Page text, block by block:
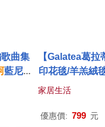
曲集
藍尼亞
.拉蘭
【Galatea葛拉
印花毯/羊羔絨
(多色任選)
家居生活
優惠價: 799 元